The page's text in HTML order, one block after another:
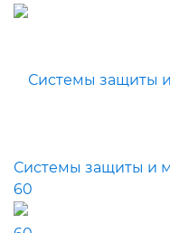
Системы защиты и
60